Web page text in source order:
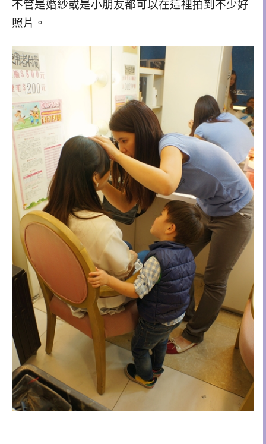
不管是婚紗或是小朋友都可以在這裡拍到不少好
照片。